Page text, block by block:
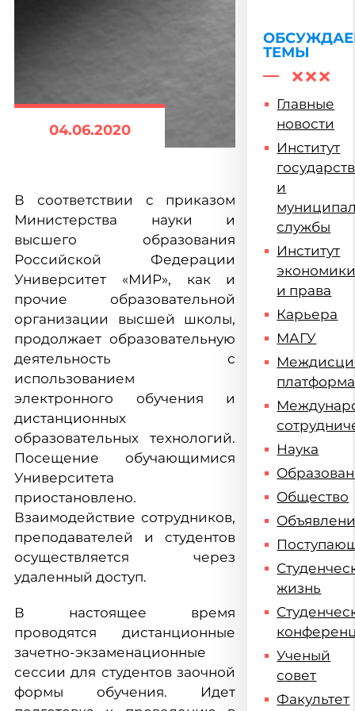
04.06.2020
В соответствии с приказом
Министерства науки и
высшего образования
Российской Федерации
Университет «МИР», как и
прочие образовательной
организации высшей школы,
продолжает образовательную
деятельность с
использованием
электронного обучения и
дистанционных
образовательных технологий.
Посещение обучающимися
Университета
приостановлено.
Взаимодействие сотрудников,
преподавателей и студентов
осуществляется через
удаленный доступ.
В настоящее время
проводятся дистанционные
зачетно-экзаменационные
сессии для студентов заочной
формы обучения. Идет
жертв
геноцида
советского
народа
ТЕМЫ
Главные
новости
Институт
и
службы
Институт
и права
Карьера
МАГУ
платформа
Наука
Общество
жизнь
Ученый
совет
Факультет